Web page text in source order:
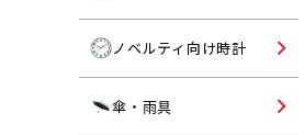
ノベルティ向け時計
傘・雨具